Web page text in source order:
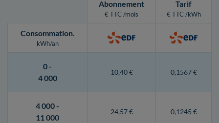
Abonnement
€ TTC /mois
Tarif
€ TTC /kWh
Consommation.
kWh/an
0 -
4 000
10,40 € 0,1567 €
4 000 -
11 000
24,57 € 0,1245 €